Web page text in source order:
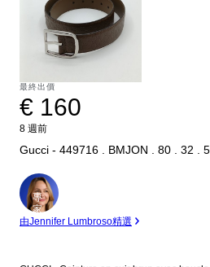
最終出價
€ 160
8 週前
Gucci - 449716 . BMJON . 80 . 32 .
專
家
由Jennifer Lumbroso精選